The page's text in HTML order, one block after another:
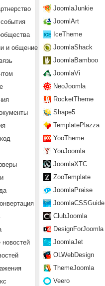
JoomlaJunkie
JoomlArt
IceTheme
JoomlaShack
JoomlaBamboo
JoomlaVi
NeoJoomla
RocketTheme
Shape5
TemplatePlazza
YooTheme
YouJoomla
JoomlaXTC
ZooTemplate
JoomlaPraise
JoomlaCSSGuide
ClubJoomla
DesignForJoomla
JoomlaJet
OLWebDesign
ThemeJoomla
Veero
и общение